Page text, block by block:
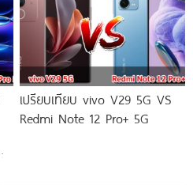
เปรียบเทียบ vivo V29 5G VS
Redmi Note 12 Pro+ 5G